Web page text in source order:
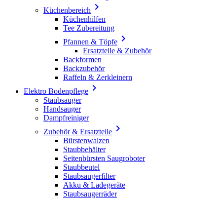
Küchenbereich 
Küchenhilfen
Tee Zubereitung
Pfannen & Töpfe 
Ersatzteile & Zubehör
Backformen
Backzubehör
Raffeln & Zerkleinern
Elektro Bodenpflege 
Staubsauger
Handsauger
Dampfreiniger
Zubehör & Ersatzteile 
Bürstenwalzen
Staubbehälter
Seitenbürsten Saugroboter
Staubbeutel
Staubsaugerfilter
Akku & Ladegeräte
Staubsaugerräder